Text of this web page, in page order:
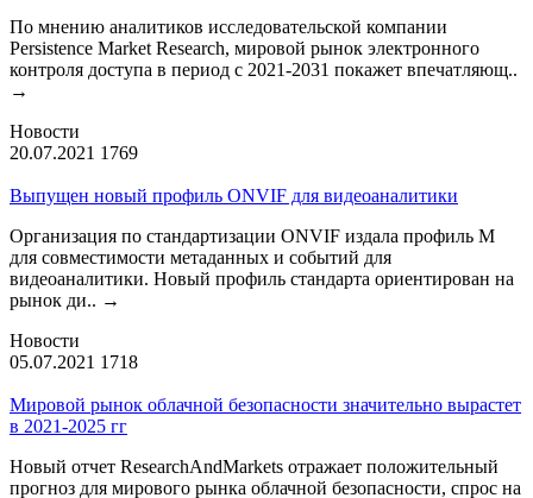
По мнению аналитиков исследовательской компании
Persistence Market Research, мировой рынок электронного
контроля доступа в период с 2021-2031 покажет впечатляющ..
→
Новости
20.07.2021 1769
Выпущен новый профиль ONVIF для видеоаналитики
Организация по стандартизации ONVIF издала профиль М
для совместимости метаданных и событий для
видеоаналитики. Новый профиль стандарта ориентирован на
рынок ди.. →
Новости
05.07.2021 1718
Мировой рынок облачной безопасности значительно вырастет
в 2021-2025 гг
Новый отчет ResearchAndMarkets отражает положительный
прогноз для мирового рынка облачной безопасности, спрос на